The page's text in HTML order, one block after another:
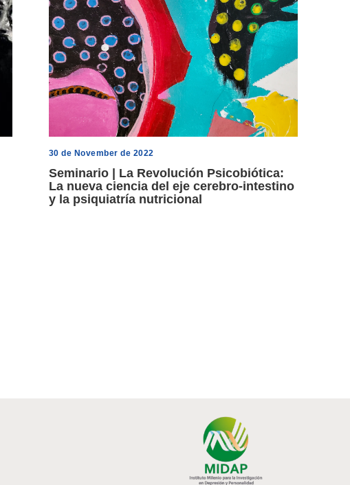
30 de November de 2022
Seminario | La Revolución Psicobiótica:
La nueva ciencia del eje cerebro-intestino
y la psiquiatría nutricional